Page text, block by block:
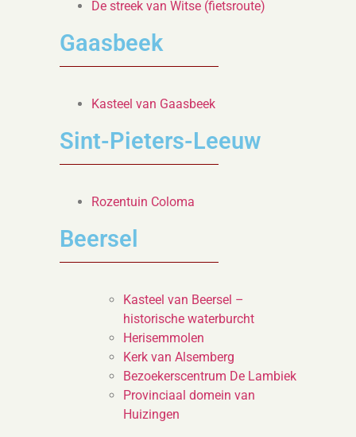
De streek van Witse (fietsroute)
Gaasbeek
Kasteel van Gaasbeek
Sint-Pieters-Leeuw
Rozentuin Coloma
Beersel
Kasteel van Beersel –
historische waterburcht
Herisemmolen
Kerk van Alsemberg
Bezoekerscentrum De Lambiek
Provinciaal domein van
Huizingen